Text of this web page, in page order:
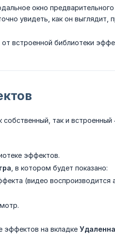
окно
увидеть, как он выглядит,
встроенной библиотеки
так и встроенный
эффектов.
, в котором будет показано:
(видео воспроизводится
эффектов на вкладке